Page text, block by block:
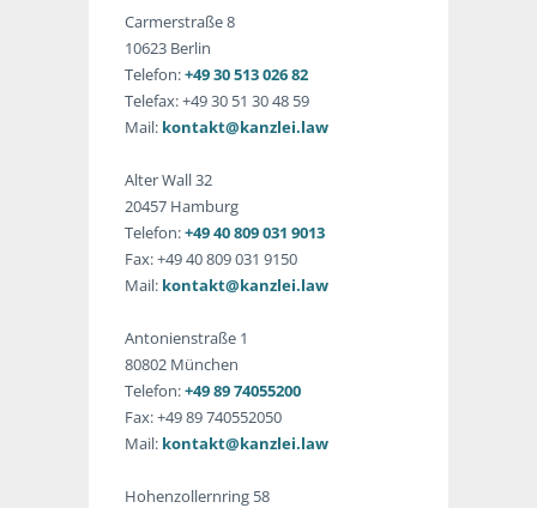
Carmerstraße 8
10623 Berlin
Telefon:+49 30 513 026 82
Telefax: +49 30 51 30 48 59
Mail: kontakt@kanzlei.law
Alter Wall 32
20457 Hamburg
Telefon:+49 40 809 031 9013
Fax: +49 40 809 031 9150
Mail: kontakt@kanzlei.law
Antonienstraße 1
80802 München
Telefon:+49 89 74055200
Fax: +49 89 740552050
Mail: kontakt@kanzlei.law
Hohenzollernring 58